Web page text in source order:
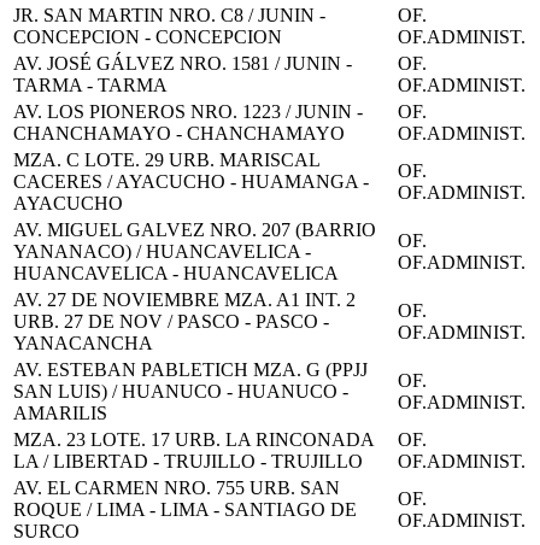
JR. SAN MARTIN NRO. C8 / JUNIN -
CONCEPCION - CONCEPCION
OF.
OF.ADMINIST.
AV. JOSÉ GÁLVEZ NRO. 1581 / JUNIN -
TARMA - TARMA
OF.
OF.ADMINIST.
AV. LOS PIONEROS NRO. 1223 / JUNIN -
CHANCHAMAYO - CHANCHAMAYO
OF.
OF.ADMINIST.
MZA. C LOTE. 29 URB. MARISCAL
CACERES / AYACUCHO - HUAMANGA -
AYACUCHO
OF.
OF.ADMINIST.
AV. MIGUEL GALVEZ NRO. 207 (BARRIO
YANANACO) / HUANCAVELICA -
HUANCAVELICA - HUANCAVELICA
OF.
OF.ADMINIST.
AV. 27 DE NOVIEMBRE MZA. A1 INT. 2
URB. 27 DE NOV / PASCO - PASCO -
YANACANCHA
OF.
OF.ADMINIST.
AV. ESTEBAN PABLETICH MZA. G (PPJJ
SAN LUIS) / HUANUCO - HUANUCO -
AMARILIS
OF.
OF.ADMINIST.
MZA. 23 LOTE. 17 URB. LA RINCONADA
LA / LIBERTAD - TRUJILLO - TRUJILLO
OF.
OF.ADMINIST.
AV. EL CARMEN NRO. 755 URB. SAN
ROQUE / LIMA - LIMA - SANTIAGO DE
SURCO
OF.
OF.ADMINIST.